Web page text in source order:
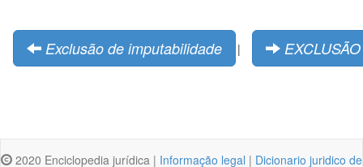
Exclusão de imputabilidade |
2020 Enciclopedia jurídica | Informação legal | Dicionario juridico de